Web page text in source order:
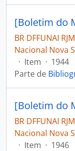
BR DFFUNAI
Nacional Nova
· Item · 1944
Parte de
BR DFFUNAI
Nacional Nova
· Item · 1946